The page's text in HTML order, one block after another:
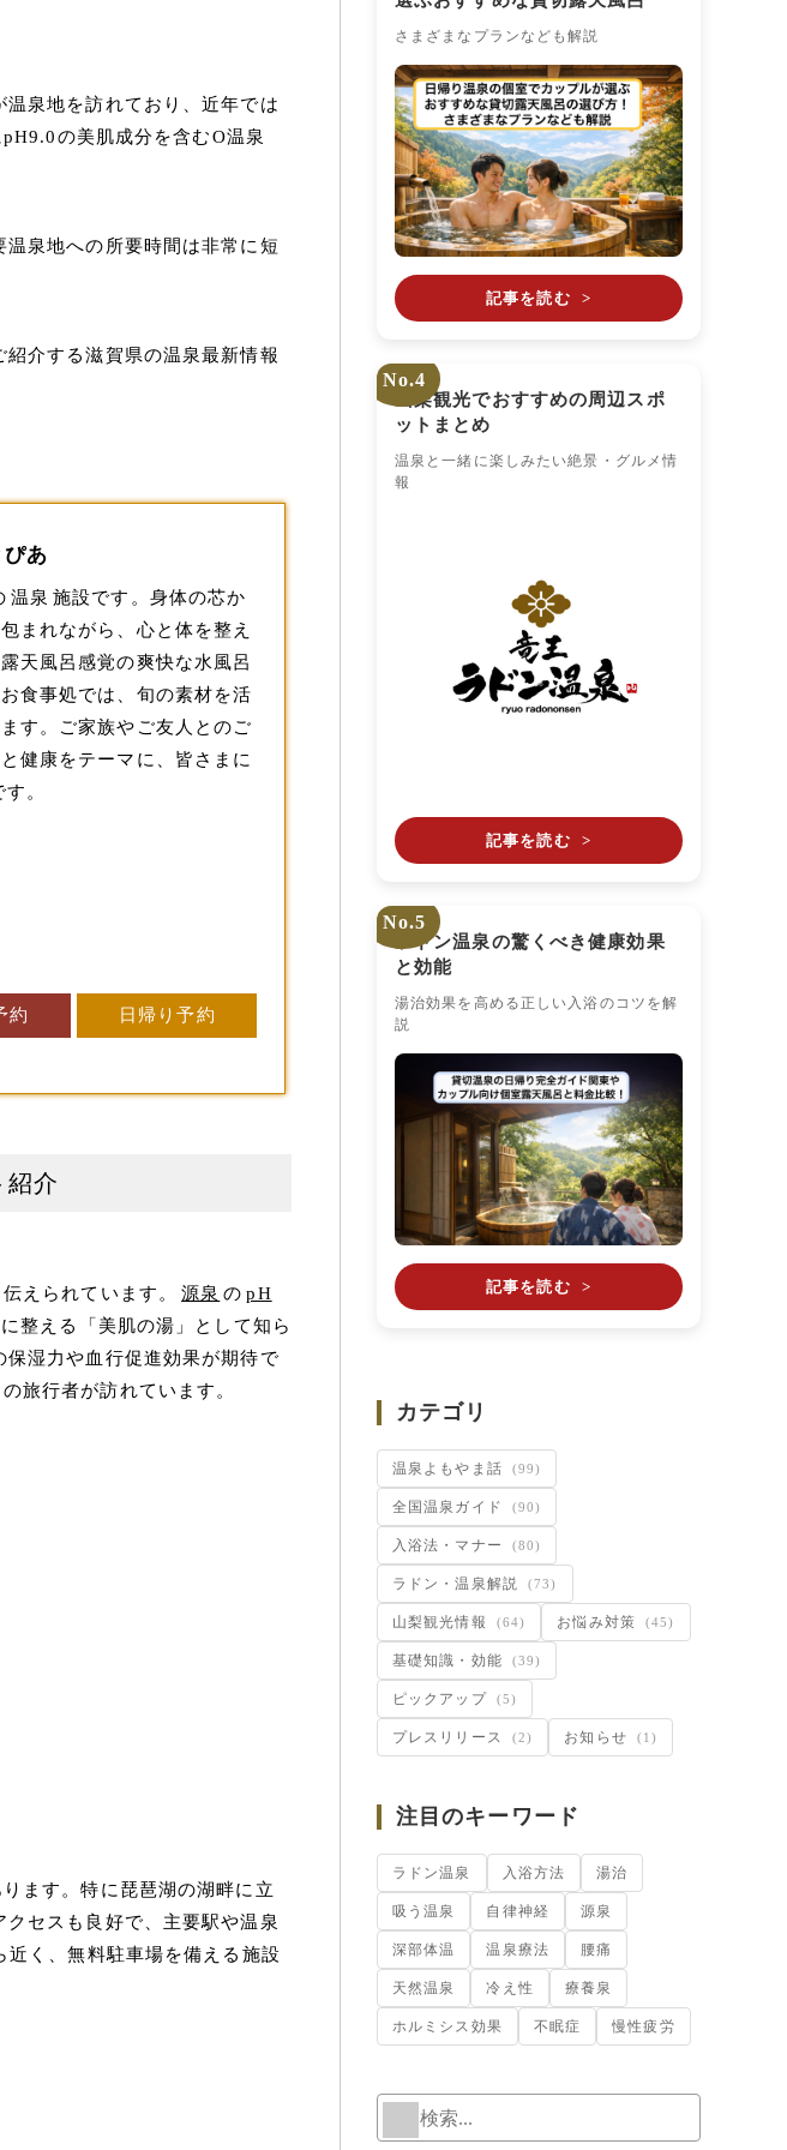
泉地を訪れており、近年では
の美肌成分を含むO温泉
泉地への所要時間は非常に短
紹介する滋賀県の温泉最新情報
あ
温泉 施設です。身体の芯か
まれながら、心と体を整え
天風呂感覚の爽快な水風呂
食事処では、旬の素材を活
す。ご家族やご友人とのご
健康をテーマに、皆さまに
。
約 日帰り予約
紹介
えられています。 源泉 の pH
整える「美肌の湯」として知ら
湿力や血行促進効果が期待で
旅行者が訪れています。
ます。特に琵琶湖の湖畔に立
セスも良好で、主要駅や温泉
く、無料駐車場を備える施設
さまざまなプランなども解説
記事を読む >
No.4
山梨観光でおすすめの周辺スポ
ットまとめ
温泉と一緒に楽しみたい絶景・グルメ情
報
記事を読む >
No.5
ラドン温泉の驚くべき健康効果
と効能
湯治効果を高める正しい入浴のコツを解
説
記事を読む >
カテゴリ
温泉よもやま話 (99)
全国温泉ガイド (90)
入浴法・マナー (80)
ラドン・温泉解説 (73)
山梨観光情報 (64) お悩み対策 (45)
基礎知識・効能 (39)
ピックアップ (5)
プレスリリース (2) お知らせ (1)
注目のキーワード
ラドン温泉 入浴方法 湯治
吸う温泉 自律神経 源泉
深部体温 温泉療法 腰痛
天然温泉 冷え性 療養泉
ホルミシス効果 不眠症 慢性疲労
検索